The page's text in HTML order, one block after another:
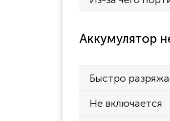
Аккумулятор
Быстро
Не включается